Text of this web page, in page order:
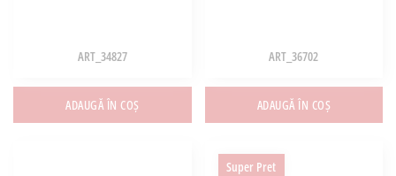
ART_34827
ADAUGĂ ÎN COȘ
ART_36702
ADAUGĂ ÎN COȘ
Super Pret